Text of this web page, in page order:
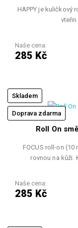
HAPPY je kuličkový
Naše cena:
285 Kč
Skladem
Doprava zdarma
Roll On
FOCUS roll-on
rovnou na kůži.
Naše cena:
285 Kč